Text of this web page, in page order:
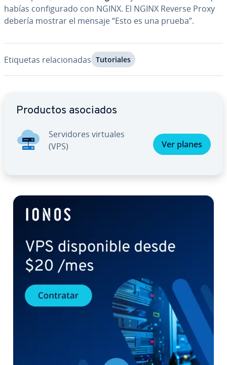
habías co­n­fi­gu­ra­do con NGINX. El NGINX Reverse Proxy
debería mostrar el mensaje “Esto es una prueba”.
Etiquetas re­la­cio­na­das Tu­to­ria­les
Productos asociados
Se­r­vi­do­res virtuales
(VPS)
Ver planes